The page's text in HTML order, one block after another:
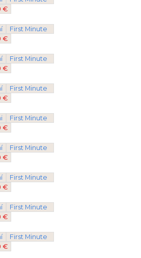
€
First Minute
€
First Minute
€
First Minute
€
First Minute
€
First Minute
€
First Minute
€
First Minute
€
First Minute
€